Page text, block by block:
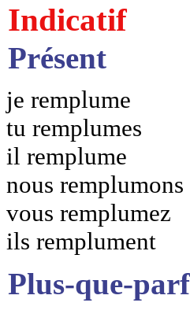
Indicatif
Présent
je remplume
tu remplumes
il remplume
nous remplumons
vous remplumez
ils remplument
Plus-que-